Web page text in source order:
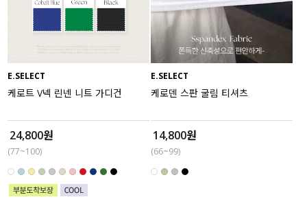
E.SELECT
케로트 V넥 린넨 니트 가디건
24,800원
(77~100)
E.SELECT
케로덴 스판 굴림 티셔츠
14,800원
(66~99)